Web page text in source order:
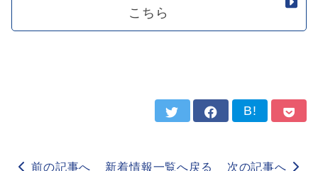
こちら
B!
前の記事へ 新着情報一覧へ戻る 次の記事へ